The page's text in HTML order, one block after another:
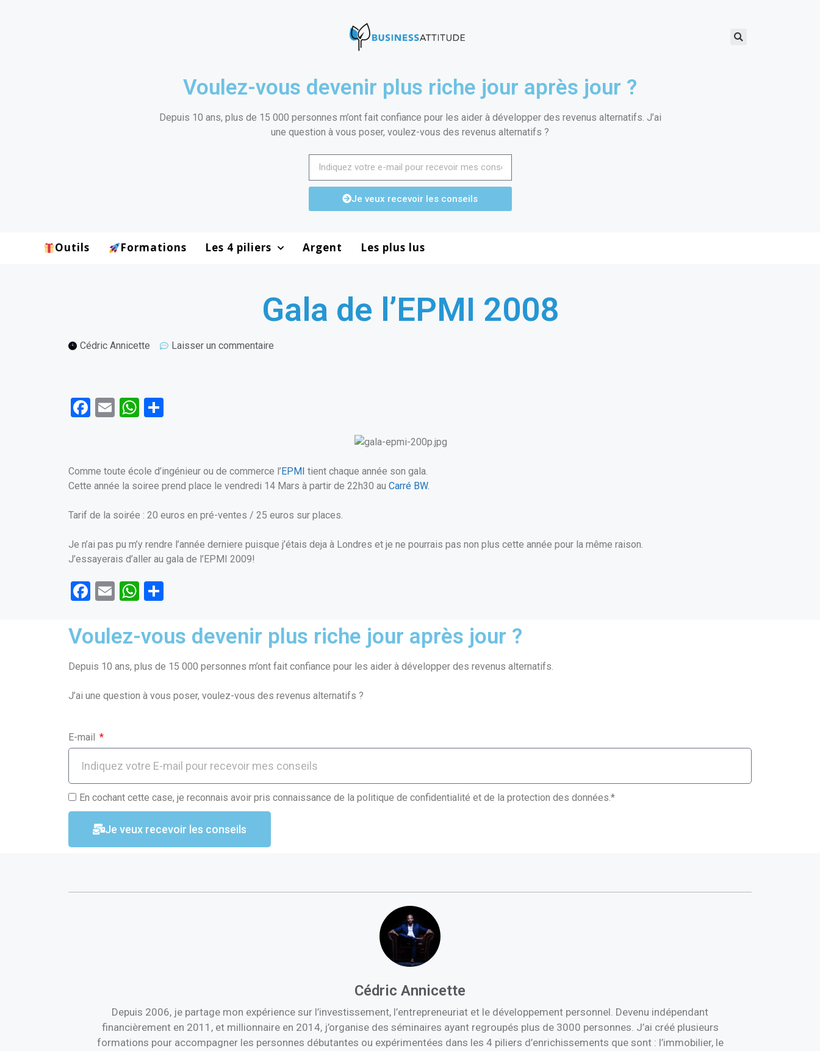
Voulez-vous devenir plus riche jour après jour ?
Depuis 10 ans, plus de 15 000 personnes m’ont fait confiance pour les aider à développer des revenus alternatifs. J’ai
une question à vous poser, voulez-vous des revenus alternatifs ?
Je veux recevoir les conseils
Outils Formations Les 4 piliers Argent Les plus lus
Gala de l’EPMI 2008
Cédric Annicette Laisser un commentaire
F
b
o
o
k
E
W
s
A
p
p
g
er
Comme toute école d’ingénieur ou de commerce l’ EPMI tient chaque année son gala.
Cette année la soiree prend place le vendredi 14 Mars à partir de 22h30 au Carré BW.
Tarif de la soirée : 20 euros en pré-ventes / 25 euros sur places.
Je n’ai pas pu m’y rendre l’année derniere puisque j’étais deja à Londres et je ne pourrais pas non plus cette année pour la même raison.
J’essayerais d’aller au gala de l’EPMI 2009!
F
ce
b
o
o
E
ail
W
at
s
A
p
ta
g
er
Voulez-vous devenir plus riche jour après jour ?
Depuis 10 ans, plus de 15 000 personnes m’ont fait confiance pour les aider à développer des revenus alternatifs.
J’ai une question à vous poser, voulez-vous des revenus alternatifs ?
E-mail
En cochant cette case, je reconnais avoir pris connaissance de la politique de confidentialité et de la protection des données.*
Je veux recevoir les conseils
Cédric Annicette
Depuis 2006, je partage mon expérience sur l’investissement, l’entrepreneuriat et le développement personnel. Devenu indépendant
financièrement en 2011, et millionnaire en 2014, j’organise des séminaires ayant regroupés plus de 3000 personnes. J’ai créé plusieurs
formations pour accompagner les personnes débutantes ou expérimentées dans les 4 piliers d’enrichissements que sont : l’immobilier, le